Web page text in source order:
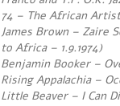
74 – The African
James Brown – Zaire
to Africa – 1.9.1974)
Benjamin Booker –
Rising Appalachia –
Little Beaver – I Can